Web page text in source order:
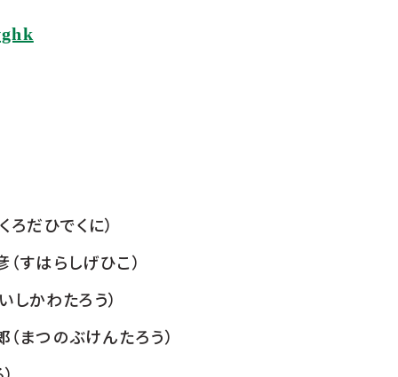
だひでくに）
はらしげひこ）
かわたろう）
つのぶけんたろう）